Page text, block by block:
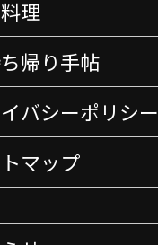
理
帰り手帖
バシーポリシー
マップ